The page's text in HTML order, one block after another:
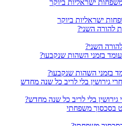
השני?
בזמני השהות שנקבעו?
בלי לריב כל שנה מחדש?